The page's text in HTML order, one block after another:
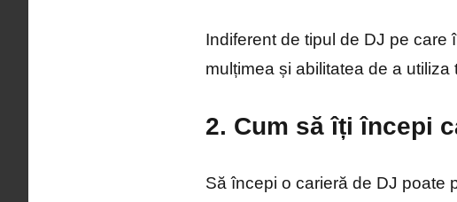
Indiferent de tipul de DJ pe care
mulțimea și abilitatea de a
2. Cum să îți începi
Să începi o carieră de DJ poate